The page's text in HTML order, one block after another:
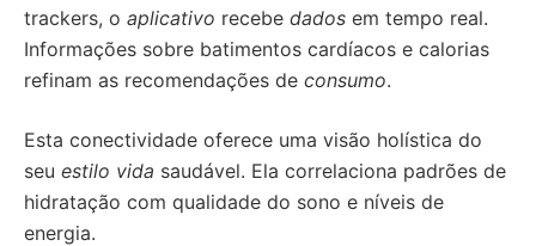
trackers, o aplicativo recebe dados em tempo real.
Informações sobre batimentos cardíacos e calorias
refinam as recomendações de consumo.
Esta conectividade oferece uma visão holística do
seu estilo vida saudável. Ela correlaciona padrões de
hidratação com qualidade do sono e níveis de
energia.